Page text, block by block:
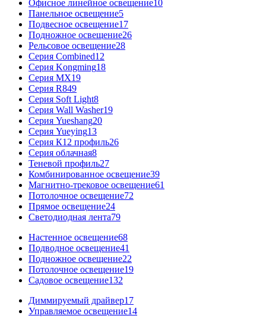
Офисное линейное освещение10
Панельное освещение5
Подвесное освещение17
Подножное освещение26
Рельсовое освещение28
Серия Combined12
Серия Kongming18
Серия MX19
Серия R849
Серия Soft Light8
Серия Wall Washer19
Серия Yueshang20
Серия Yueying13
Серия К12 профиль26
Серия облачная8
Теневой профиль27
Комбинированное освещение39
Магнитно-трековое освещение61
Потолочное освещение72
Прямое освещение24
Светодиодная лента79
Настенное освещение68
Подводное освещение41
Подножное освещение22
Потолочное освещение19
Садовое освещение132
Диммируемый драйвер17
Управляемое освещение14